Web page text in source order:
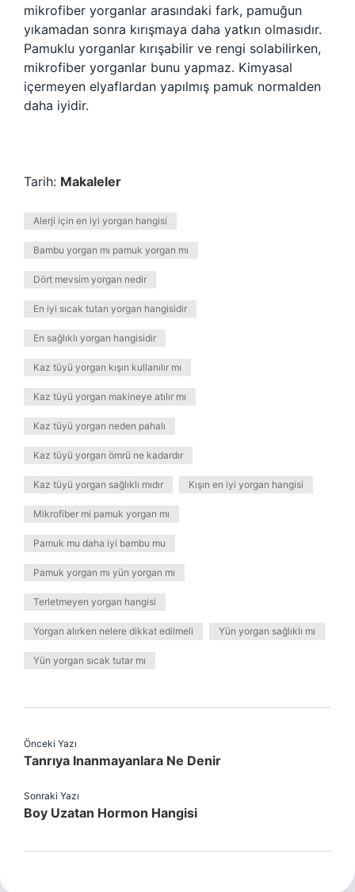
mikrofiber yorganlar arasındaki fark, pamuğun
yıkamadan sonra kırışmaya daha yatkın olmasıdır.
Pamuklu yorganlar kırışabilir ve rengi solabilirken,
mikrofiber yorganlar bunu yapmaz. Kimyasal
içermeyen elyaflardan yapılmış pamuk normalden
daha iyidir.
Tarih: Makaleler
Alerji için en iyi yorgan hangisi
Bambu yorgan mı pamuk yorgan mı
Dört mevsim yorgan nedir
En iyi sıcak tutan yorgan hangisidir
En sağlıklı yorgan hangisidir
Kaz tüyü yorgan kışın kullanılır mı
Kaz tüyü yorgan makineye atılır mı
Kaz tüyü yorgan neden pahalı
Kaz tüyü yorgan ömrü ne kadardır
Kaz tüyü yorgan sağlıklı mıdır Kışın en iyi yorgan hangisi
Mikrofiber mi pamuk yorgan mı
Pamuk mu daha iyi bambu mu
Pamuk yorgan mı yün yorgan mı
Terletmeyen yorgan hangisi
Yorgan alırken nelere dikkat edilmeli Yün yorgan sağlıklı mı
Yün yorgan sıcak tutar mı
Önceki Yazı
Tanrıya Inanmayanlara Ne Denir
Sonraki Yazı
Boy Uzatan Hormon Hangisi